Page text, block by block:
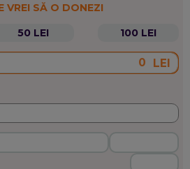
VREI SĂ O DONEZI
50 LEI 100 LEI
LEI